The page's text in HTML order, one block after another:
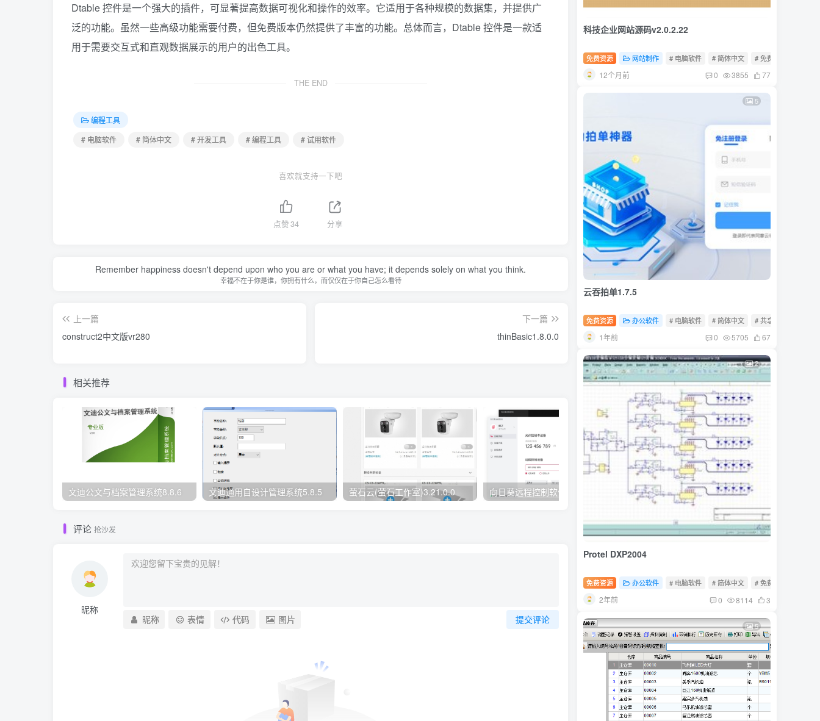
Dtable 控件是一个强大的插件，可显著提高数据可视化和操作的效率。它适用于各种规模的数据集，并提供广
泛的功能。虽然一些高级功能需要付费，但免费版本仍然提供了丰富的功能。总体而言，Dtable 控件是一款适
用于需要交互式和直观数据展示的用户的出色工具。
THE END
编程工具
# 电脑软件
# 简体中文 # 开发工具 # 编程工具 # 试用软件
喜欢就支持一下吧
点赞34 分享
Remember happiness doesn't depend upon who you are or what you have; it depends solely on what you think.
幸福不在于你是谁，你拥有什么，而仅仅在于你自己怎么看待
上一篇
construct2中文版vr280
下一篇
thinBasic1.8.0.0
相关推荐
文迪公文与档案管理系统8.8.6 文迪通用自设计管理系统5.8.5 萤石云(萤石工作室)3.21.0.0 向日葵远程控制软件15.8.2 爱奇艺万能联播7.0.0.5711
评论 抢沙发
昵称
提交评论
昵称 表情 代码 图片
科技企业网站源码v2.0.2.22
免费资源 网站制作 # 电脑软件 # 简体中文 # 免费软件
12个月前 0 3855 77
5
云吞拍单1.7.5
免费资源 办公软件 # 电脑软件 # 简体中文 # 共享软件
1年前 0 5705 67
2
Protel DXP2004
免费资源 办公软件 # 电脑软件 # 简体中文 # 免费软件
2年前 0 8114 3
5